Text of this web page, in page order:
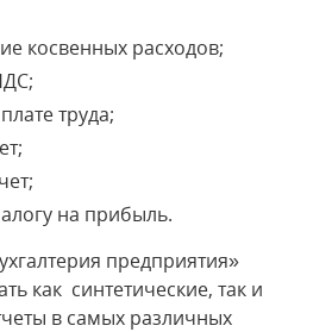
косвенных расходов;
труда;
на прибыль.
предприятия»
как синтетические, так и
в самых различных